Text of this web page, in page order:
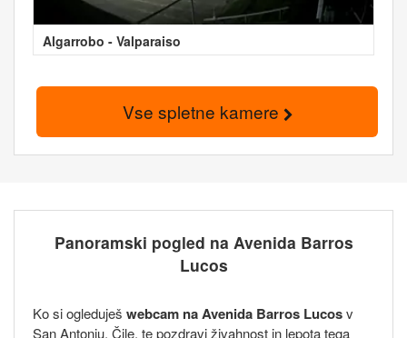
Algarrobo - Valparaiso
Vse spletne kamere
Panoramski pogled na Avenida Barros
Lucos
Ko si ogleduješ webcam na Avenida Barros Lucosv
San Antoniu, Čile, te pozdravi živahnost in lepota tega